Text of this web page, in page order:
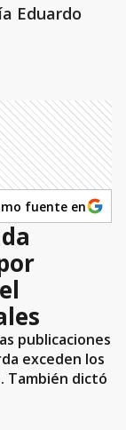
Eduardo
fuente en
publicaciones
exceden los
También dictó